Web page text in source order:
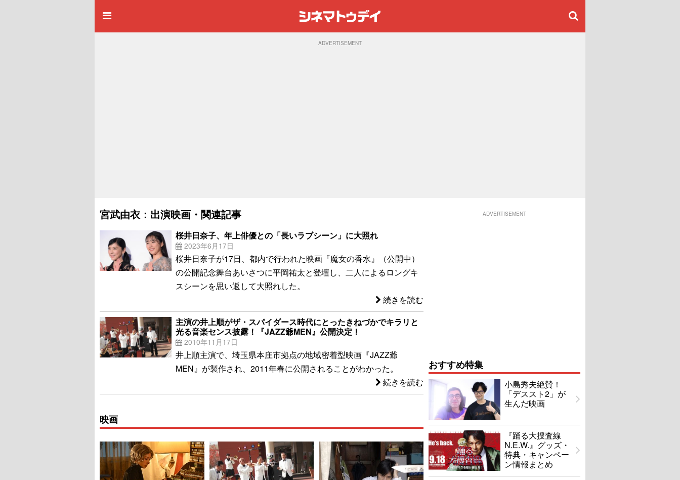
ADVERTISEMENT
宮武由衣：出演映画・関連記事
桜井日奈子、年上俳優との「長いラブシーン」に大照れ
2023年6月17日
桜井日奈子が17日、都内で行われた映画『魔女の香水』（公開中）
の公開記念舞台あいさつに平岡祐太と登壇し、二人によるロングキ
スシーンを思い返して大照れした。
続きを読む
主演の井上順がザ・スパイダース時代にとったきねづかでキラリと
光る音楽センス披露！『JAZZ爺MEN』公開決定！
2010年11月17日
井上順主演で、埼玉県本庄市拠点の地域密着型映画『JAZZ爺
MEN』が製作され、2011年春に公開されることがわかった。
続きを読む
映画
ADVERTISEMENT
おすすめ特集
小島秀夫絶賛！
「デススト2」が
生んだ映画
『踊る大捜査線
N.E.W.』グッズ・
特典・キャンペー
ン情報まとめ